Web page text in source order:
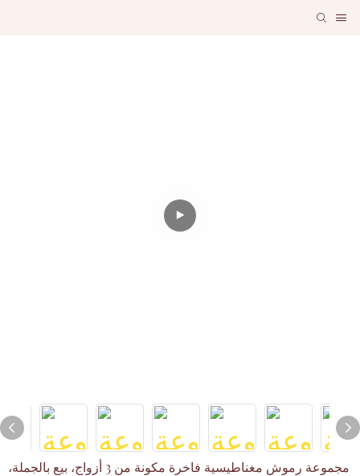
مجموعة رموش مغناطيسية فاخرة مكونة من 3 أزواج، بيع بالجملة،